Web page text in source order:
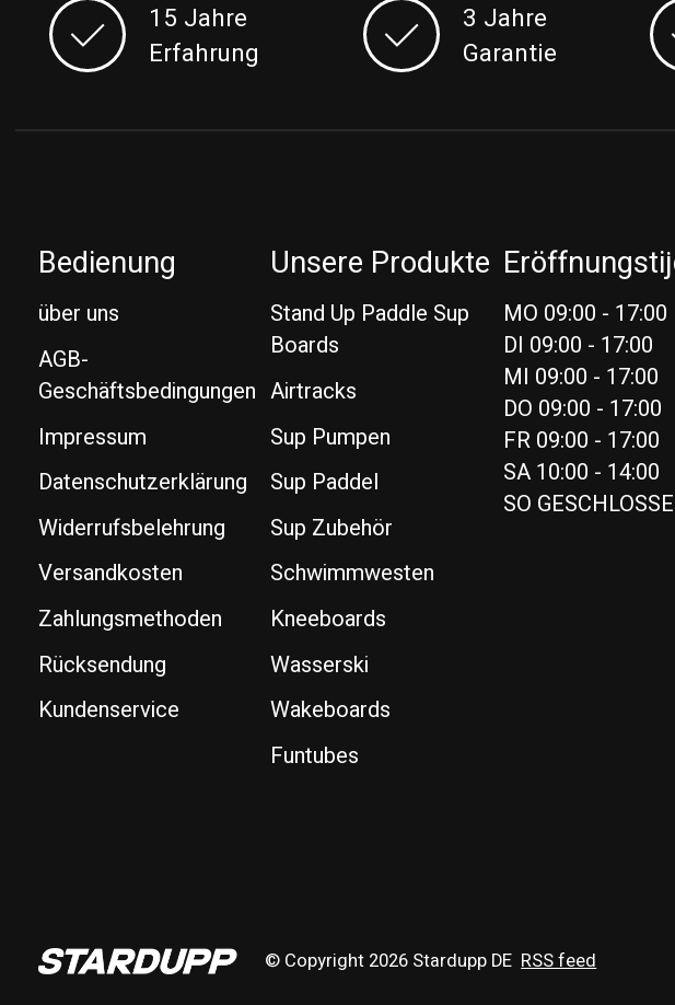
15 Jahre
Erfahrung
3 Jahre
Garantie
Bedienung
über uns
AGB-
Geschäftsbedingungen
Impressum
Datenschutzerklärung
Widerrufsbelehrung
Versandkosten
Zahlungsmethoden
Rücksendung
Kundenservice
Unsere Produkte
Stand Up Paddle Sup
Boards
Airtracks
Sup Pumpen
Sup Paddel
Sup Zubehör
Schwimmwesten
Kneeboards
Wasserski
Wakeboards
Funtubes
MO 09:00 - 17:00
DI 09:00 - 17:00
MI 09:00 - 17:00
DO 09:00 - 17:00
FR 09:00 - 17:00
SA 10:00 - 14:00
SO
© Copyright 2026 Stardupp DE RSS feed